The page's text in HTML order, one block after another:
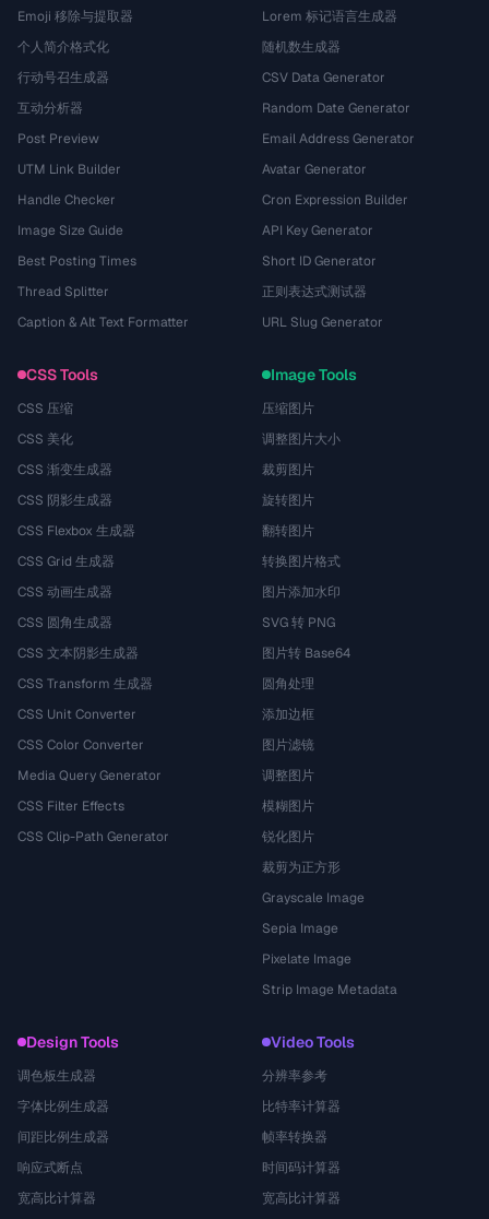
Emoji 移除与提取器
个人简介格式化
行动号召生成器
互动分析器
Post Preview
UTM Link Builder
Handle Checker
Image Size Guide
Best Posting Times
Thread Splitter
Caption & Alt Text Formatter
Lorem 标记语言生成器
随机数生成器
CSV Data Generator
Random Date Generator
Email Address Generator
Avatar Generator
Cron Expression Builder
API Key Generator
Short ID Generator
正则表达式测试器
URL Slug Generator
CSS Tools
CSS 压缩
CSS 美化
CSS 渐变生成器
CSS 阴影生成器
CSS Flexbox 生成器
CSS Grid 生成器
CSS 动画生成器
CSS 圆角生成器
CSS 文本阴影生成器
CSS Transform 生成器
CSS Unit Converter
CSS Color Converter
Media Query Generator
CSS Filter Effects
CSS Clip-Path Generator
Image Tools
压缩图片
调整图片大小
裁剪图片
旋转图片
翻转图片
转换图片格式
图片添加水印
SVG 转 PNG
图片转 Base64
圆角处理
添加边框
图片滤镜
调整图片
模糊图片
锐化图片
裁剪为正方形
Grayscale Image
Sepia Image
Pixelate Image
Strip Image Metadata
Design Tools
调色板生成器
字体比例生成器
间距比例生成器
响应式断点
宽高比计算器
Video Tools
分辨率参考
比特率计算器
帧率转换器
时间码计算器
宽高比计算器